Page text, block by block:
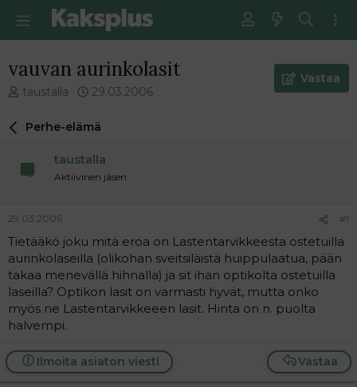
vauvan aurinkolasit
V
e
i
t
u
n
a
l
o
i
t
t
a
j
taustalla
E
s
m
m
ä
n
v
i
e
s
29.03.2006
Vastaa
Perhe-elämä
taustalla
Aktiivinen jäsen
29.03.2006 #1
Tietääkö joku mitä eroa on Lastentarvikkeesta ostetuilla
aurinkolaseilla (olikohan sveitsiläistä huippulaatua, pään
takaa menevällä hihnalla) ja sit ihan optikolta ostetuilla
laseilla? Optikon lasit on varmasti hyvät, mutta onko
myös ne Lastentarvikkeeen lasit. Hinta on n. puolta
halvempi.
Vastaa
Ilmoita asiaton viesti